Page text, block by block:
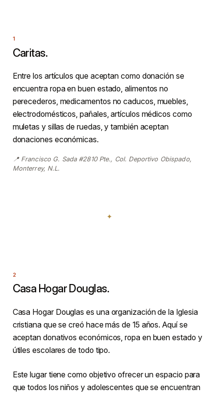
Caritas.
Entre los artículos que aceptan como donación se
encuentra ropa en buen estado, alimentos no
perecederos, medicamentos no caducos, muebles,
electrodomésticos, pañales, artículos médicos como
muletas y sillas de ruedas, y también aceptan
donaciones económicas.
📍 Francisco G. Sada #2810 Pte., Col. Deportivo Obispado,
Monterrey, N.L.
Casa Hogar Douglas.
Casa Hogar Douglas es una organización de la Iglesia
cristiana que se creó hace más de 15 años. Aquí se
aceptan donativos económicos, ropa en buen estado y
útiles escolares de todo tipo.
Este lugar tiene como objetivo ofrecer un espacio para
que todos los niños y adolescentes que se encuentran